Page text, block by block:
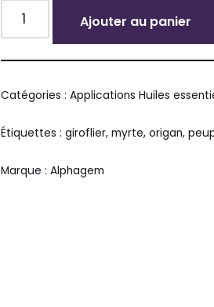
Ajouter au panier
Alternative:
Catégories :Applications Huiles
Étiquettes :giroflier,myrte,origan,
Marque :Alphagem